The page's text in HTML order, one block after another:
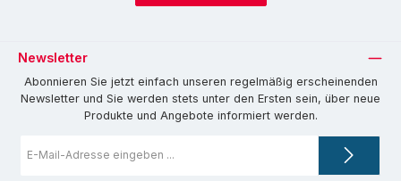
Newsletter
Abonnieren Sie jetzt einfach unseren regelmäßig erscheinenden
Newsletter und Sie werden stets unter den Ersten sein, über neue
Produkte und Angebote informiert werden.
Mail-